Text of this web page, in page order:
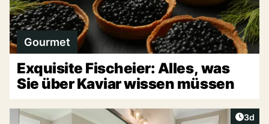
Gourmet
Exquisite Fischeier: Alles, was
Sie über Kaviar wissen müssen
3d